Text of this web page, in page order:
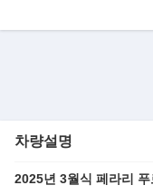
차량설명
2025년 3월식 페라리